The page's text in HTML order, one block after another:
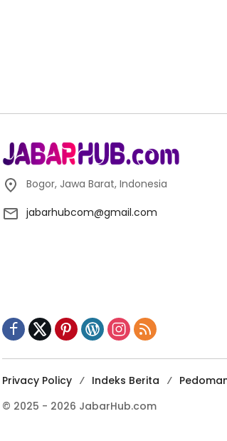
Bogor, Jawa Barat, Indonesia
jabarhubcom@gmail.com
Privacy Policy Indeks Berita
© 2025 - 2026 JabarHub.com